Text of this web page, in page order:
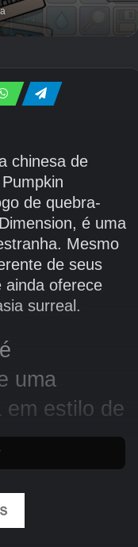
chinesa de
de quebra-
é uma
Mesmo
de seus
ainda oferece
surreal.
uma
em estilo de
mundo
e mistérios
está